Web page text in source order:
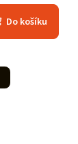
hodnocení
produktu
je
Do košíku